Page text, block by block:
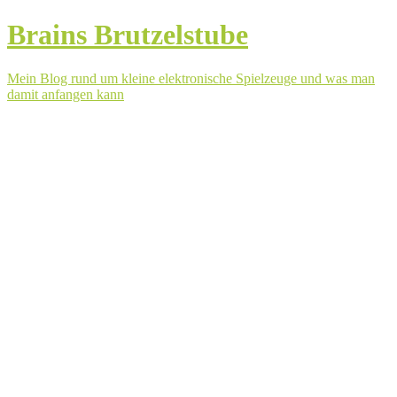
Brains Brutzelstube
Mein Blog rund um kleine elektronische Spielzeuge und was man
damit anfangen kann